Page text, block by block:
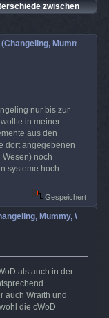
zwischen
(Gelesen 4739 mal)
Mummy,
nur bis zur
in meiner
aus den
dort angegebenen
noch
systeme hoch
Gespeichert
Mummy, Wrath
als auch in der
auch Wraith und
die cWoD